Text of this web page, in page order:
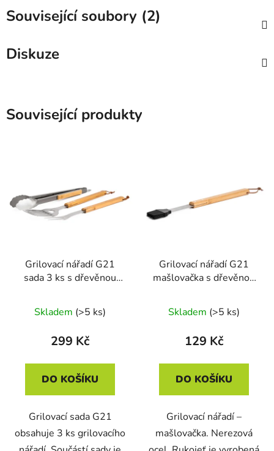
Související soubory (2)
Diskuze
Související produkty
Grilovací nářadí G21
sada 3 ks s dřevěnou
Skladem (>5 ks)
299 Kč
DO KOŠÍKU
Grilovací sada G21
obsahuje 3 ks grilovacího
Grilovací nářadí G21
mašlovačka s dřevěnou
Skladem (>5 ks)
129 Kč
DO KOŠÍKU
Grilovací nářadí –
mašlovačka. Nerezová